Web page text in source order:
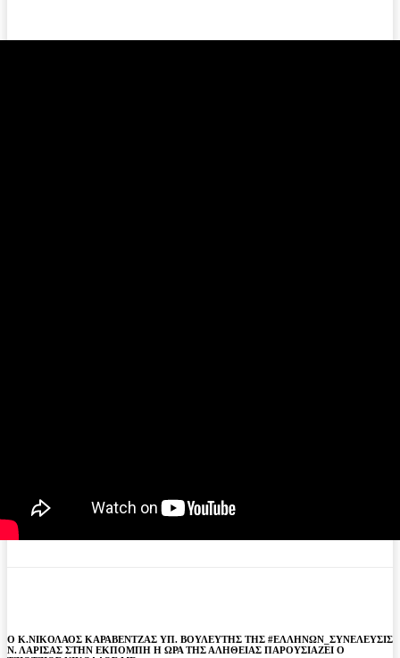
Ο Κ.ΝΙΚΟΛΑΟΣ ΚΑΡΑΒΕΝΤΖΑΣ ΥΠ. ΒΟΥΛΕΥΤΗΣ ΤΗΣ #ΕΛΛΗΝΩΝ_ΣΥΝΕΛΕΥΣΙΣ​
Ν. ΛΑΡΙΣΑΣ ΣΤΗΝ ΕΚΠΟΜΠΗ Η ΩΡΑ ΤΗΣ ΑΛΗΘΕΙΑΣ ΠΑΡΟΥΣΙΑΖΕΙ Ο